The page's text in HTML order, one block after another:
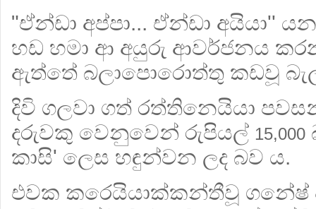
"ඒන්ඩා අප්පා... ඒන්ඩා අයියා''
හඩ හමා ආ අයුරු ආවර්ජනය
ඇත්තේ බලාපොරොත්තු කඩවූ
දිවි ගලවා ගත් රත්තිනෙයියා
දරුවකු වෙනුවෙන් රුපියල් 15,000
කාසි' ලෙස හඳුන්වන ලද බව ය.
එවක කරෙයියාක්කන්තීවූ ගනේෂ්